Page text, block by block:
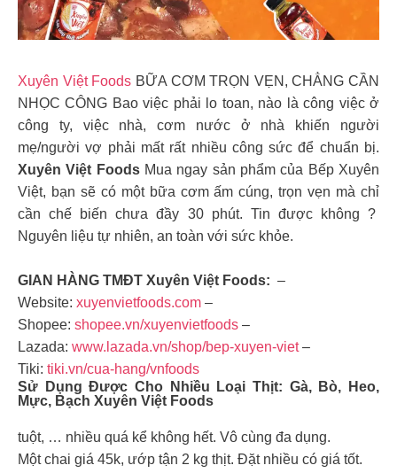
Xuyên Việt Foods BỮA CƠM TRỌN VẸN, CHẲNG CẦN
NHỌC CÔNG Bao việc phải lo toan, nào là công việc ở
công ty, việc nhà, cơm nước ở nhà khiến người
mẹ/người vợ phải mất rất nhiều công sức để chuẩn bị.
Xuyên Việt Foods Mua ngay sản phẩm của Bếp Xuyên
Việt, bạn sẽ có một bữa cơm ấm cúng, trọn vẹn mà chỉ
cần chế biến chưa đầy 30 phút. Tin được không ?
Nguyên liệu tự nhiên, an toàn với sức khỏe.
GIAN HÀNG TMĐT Xuyên Việt Foods: –
Website: xuyenvietfoods.com –
Shopee: shopee.vn/xuyenvietfoods –
Lazada: www.lazada.vn/shop/bep-xuyen-viet–
Tiki: tiki.vn/cua-hang/vnfoods
Sử Dụng Được Cho Nhiều Loại Thịt: Gà, Bò, Heo,
Mực, Bạch Xuyên Việt Foods
tuột, … nhiều quá kể không hết. Vô cùng đa dụng.
Một chai giá 45k, ướp tận 2 kg thịt. Đặt nhiều có giá tốt.